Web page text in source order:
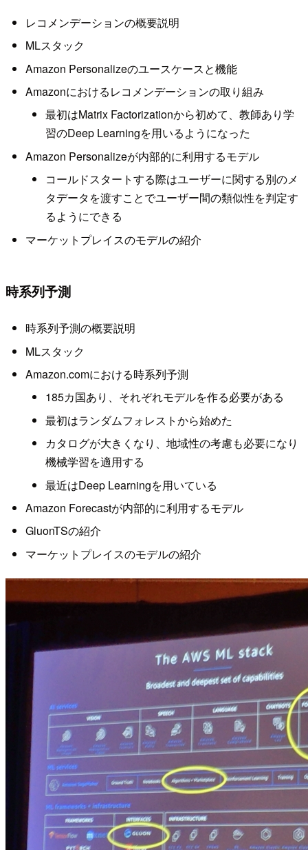
レコメンデーションの概要説明
MLスタック
Amazon Personalizeのユースケースと機能
Amazonにおけるレコメンデーションの取り組み
最初はMatrix Factorizationから初めて、教師あり学
習のDeep Learningを用いるようになった
Amazon Personalizeが内部的に利用するモデル
コールドスタートする際はユーザーに関する別のメ
タデータを渡すことでユーザー間の類似性を判定す
るようにできる
マーケットプレイスのモデルの紹介
時系列予測
時系列予測の概要説明
MLスタック
Amazon.comにおける時系列予測
185カ国あり、それぞれモデルを作る必要がある
最初はランダムフォレストから始めた
カタログが大きくなり、地域性の考慮も必要になり
機械学習を適用する
最近はDeep Learningを用いている
Amazon Forecastが内部的に利用するモデル
GluonTSの紹介
マーケットプレイスのモデルの紹介